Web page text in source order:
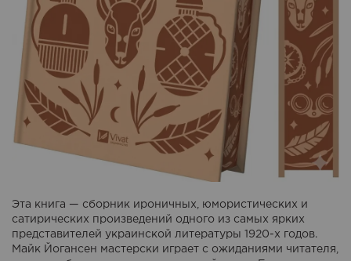
Эта книга — сборник ироничных, юмористических и
сатирических произведений одного из самых ярких
представителей украинской литературы 1920-х годов.
Майк Йогансен мастерски играет с ожиданиями читателя,